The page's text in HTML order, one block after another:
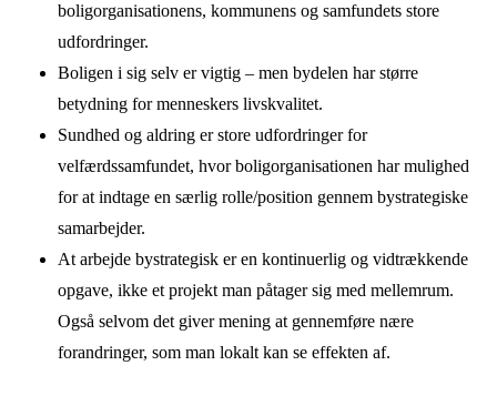
boligorganisationens, kommunens og samfundets store
udfordringer.
Boligen i sig selv er vigtig – men bydelen har større
betydning for menneskers livskvalitet.
Sundhed og aldring er store udfordringer for
velfærdssamfundet, hvor boligorganisationen har mulighed
for at indtage en særlig rolle/position gennem bystrategiske
samarbejder.
At arbejde bystrategisk er en kontinuerlig og vidtrækkende
opgave, ikke et projekt man påtager sig med mellemrum.
Også selvom det giver mening at gennemføre nære
forandringer, som man lokalt kan se effekten af.